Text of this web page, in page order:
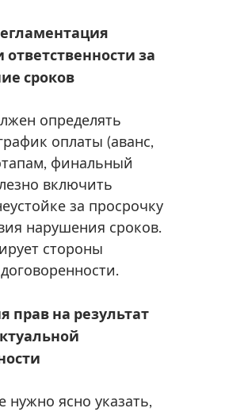
за
сроков
определять
оплаты (аванс,
финальный
включить
за просрочку
нарушения сроков.
стороны
прав на результат
нужно ясно указать,